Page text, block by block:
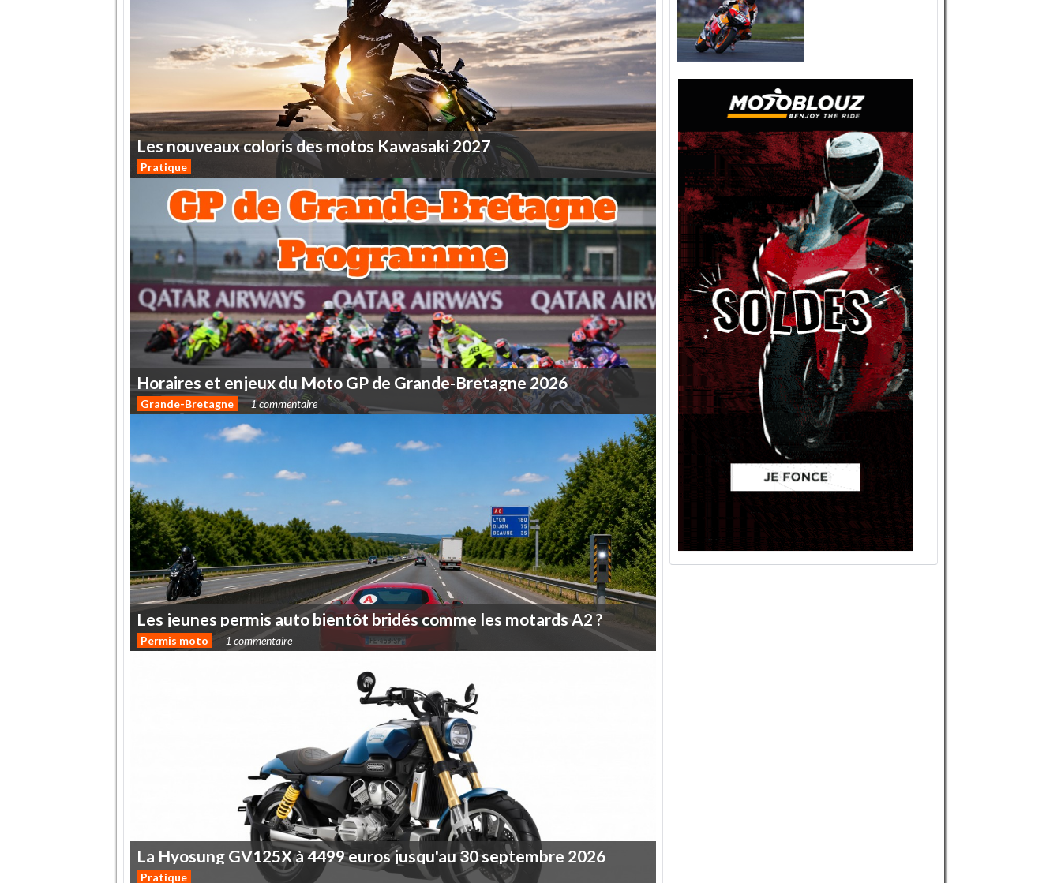
Lesnouveauxcoloris desmotos Kawasaki 2027
Pratique
Horaires et enjeux du Moto GP de Grande-Bretagne 2026
Grande-Bretagne 1 commentaire
Les jeunes permis auto bientôt bridéscomme les motardsA2?
Permis moto 1 commentaire
La Hyosung GV125Xà4499eurosjusqu'au 30 septembre 2026
Pratique